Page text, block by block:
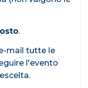
.
mail tutte le
l'evento